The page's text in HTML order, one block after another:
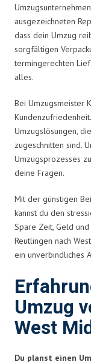
ausgezeichneten
dass dein Umzug
sorgfältigen
termingerechten
alles.
Bei Umzugsmeister
Umzugslösungen,
zugeschnitten sind.
Umzugsprozesses
deine Fragen.
Mit der günstigen
kannst du den
Spare Zeit, Geld
Reutlingen nach
ein unverbindliches
Umzug
West
Du planst einen